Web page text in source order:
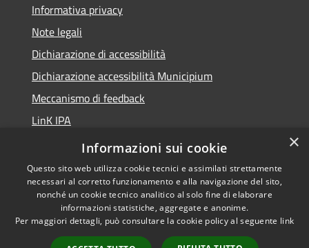
Informativa privacy
Note legali
Dichiarazione di accessibilità
Dichiarazione accessibilità Municipium
Meccanismo di feedback
LinK IPA
Social media policy
Accessibilità
Copyright © 2026 • Comune di
Calalzo di Cadore • Powered by
×
Informazioni sui cookie
Questo sito web utilizza cookie tecnici e assimilati strettamente
necessari al corretto funzionamento e alla navigazione del sito,
nonché un cookie tecnico analitico al solo fine di elaborare
informazioni statistiche, aggregate e anonime.
Per maggiori dettagli, può consultare la cookie policy al seguente link